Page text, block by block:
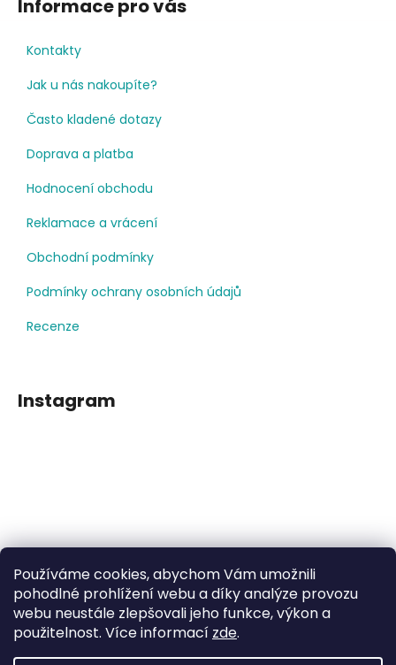
Používáme cookies, abychom Vám umožnili
pohodlné prohlížení webu a díky analýze provozu
webu neustále zlepšovali jeho funkce, výkon a
použitelnost. Více informací zde.
Informace pro vás
Kontakty
Jak u nás nakoupíte?
Často kladené dotazy
Doprava a platba
Hodnocení obchodu
Reklamace a vrácení
Obchodní podmínky
Podmínky ochrany osobních údajů
Recenze
Instagram
Sledovat na Instagramu
Facebook